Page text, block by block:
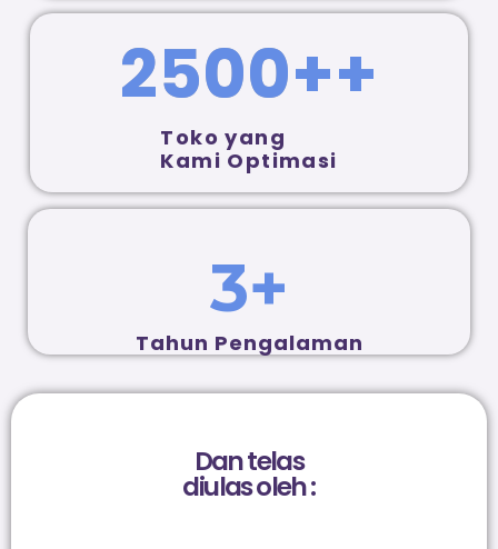
Toko yang
Kami Optimasi
2500++
Tahun Pengalaman
3+
Dan telas
diulas oleh :